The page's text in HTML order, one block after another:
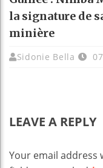
la signature de
minière
Sidonie Bella
LEAVE A REPLY
Your email address